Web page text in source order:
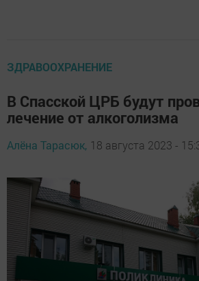
ЗДРАВООХРАНЕНИЕ
В Спасской ЦРБ будут
лечение от алкоголизма
Алёна Тарасюк, 18 августа 2023 -